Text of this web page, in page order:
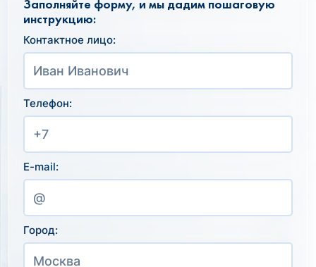
Заполняйте форму, и мы дадим пошаговую
инструкцию:
Контактное лицо:
Телефон:
E-mail:
Город: